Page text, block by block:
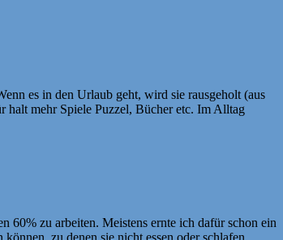
es in den Urlaub geht, wird sie rausgeholt (aus
halt mehr Spiele Puzzel, Bücher etc. Im Alltag
60% zu arbeiten. Meistens ernte ich dafür schon ein
zu denen sie nicht essen oder schlafen.